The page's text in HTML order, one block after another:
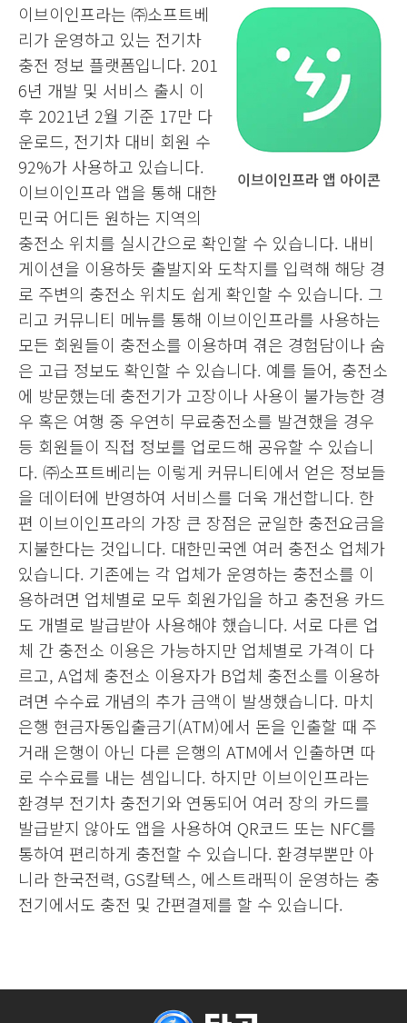
이브이인프라 앱 아이콘
이브이인프라는 ㈜소프트베
리가 운영하고 있는 전기차
충전 정보 플랫폼입니다. 201
6년 개발 및 서비스 출시 이
후 2021년 2월 기준 17만 다
운로드, 전기차 대비 회원 수
92%가 사용하고 있습니다.
이브이인프라 앱을 통해 대한
민국 어디든 원하는 지역의
충전소 위치를 실시간으로 확인할 수 있습니다. 내비
게이션을 이용하듯 출발지와 도착지를 입력해 해당 경
로 주변의 충전소 위치도 쉽게 확인할 수 있습니다. 그
리고 커뮤니티 메뉴를 통해 이브이인프라를 사용하는
모든 회원들이 충전소를 이용하며 겪은 경험담이나 숨
은 고급 정보도 확인할 수 있습니다. 예를 들어, 충전소
에 방문했는데 충전기가 고장이나 사용이 불가능한 경
우 혹은 여행 중 우연히 무료충전소를 발견했을 경우
등 회원들이 직접 정보를 업로드해 공유할 수 있습니
다. ㈜소프트베리는 이렇게 커뮤니티에서 얻은 정보들
을 데이터에 반영하여 서비스를 더욱 개선합니다. 한
편 이브이인프라의 가장 큰 장점은 균일한 충전요금을
지불한다는 것입니다. 대한민국엔 여러 충전소 업체가
있습니다. 기존에는 각 업체가 운영하는 충전소를 이
용하려면 업체별로 모두 회원가입을 하고 충전용 카드
도 개별로 발급받아 사용해야 했습니다. 서로 다른 업
체 간 충전소 이용은 가능하지만 업체별로 가격이 다
르고, A업체 충전소 이용자가 B업체 충전소를 이용하
려면 수수료 개념의 추가 금액이 발생했습니다. 마치
은행 현금자동입출금기(ATM)에서 돈을 인출할 때 주
거래 은행이 아닌 다른 은행의 ATM에서 인출하면 따
로 수수료를 내는 셈입니다. 하지만 이브이인프라는
환경부 전기차 충전기와 연동되어 여러 장의 카드를
발급받지 않아도 앱을 사용하여 QR코드 또는 NFC를
통하여 편리하게 충전할 수 있습니다. 환경부뿐만 아
니라 한국전력, GS칼텍스, 에스트래픽이 운영하는 충
전기에서도 충전 및 간편결제를 할 수 있습니다.